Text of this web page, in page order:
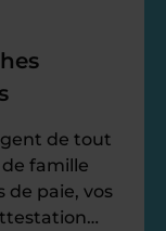
de tout
famille
de paie, vos